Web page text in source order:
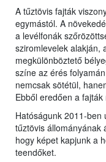
A tűztövis fajták
egymástól. A
a levélfonák
sziromlevelek alakján,
megkülönböztető
színe az érés
nemcsak sötétül,
Ebből eredően a
Hatóságunk 2011-
tűztövis állományának
hogy képet kapjunk a
teendőket.